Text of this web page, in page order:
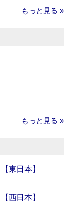
もっと見る »
もっと見る »
東日本】
西日本】